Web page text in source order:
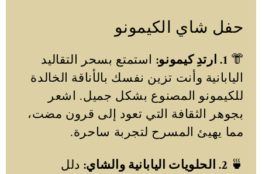
حفل شاي الكيمونو
👘 1. ارتدِ كيمونو:
استمتع بسحر التقاليد
اليابانية وأنت تزين نفسك بالأناقة الخالدة
للكيمونو المصنوع بشكل جميل. اشعر
بجوهر الثقافة التي تعود إلى قرون مضت،
مما يهيئ المسرح لتجربة ساحرة.
🍵 2. الحلويات اليابانية والشاي:
دلل